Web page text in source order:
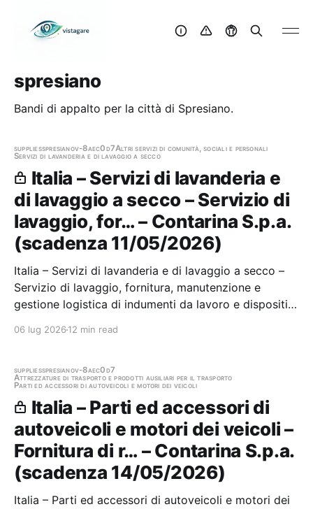
spresiano
Bandi di appalto per la città di Spresiano.
suppliesspresianov-8aec0d7Altri servizi di comunità, sociali e personali
Servizi di lavanderia e di lavaggio a secco
Italia – Servizi di lavanderia e
di lavaggio a secco – Servizio di
lavaggio, for… – Contarina S.p.a.
(scadenza 11/05/2026)
Italia – Servizi di lavanderia e di lavaggio a secco –
Servizio di lavaggio, fornitura, manutenzione e
gestione logistica di indumenti da lavoro e dispositivi
personale di Contarina Spa Stazione appaltante:
06 lug 2026 12 min read
suppliesspresianov-8aec0d7
Attrezzature di trasporto e prodotti ausiliari per il trasporto
Parti ed accessori di autoveicoli e motori dei veicoli
Italia – Parti ed accessori di
autoveicoli e motori dei veicoli –
Fornitura di r… – Contarina S.p.a.
(scadenza 14/05/2026)
Italia – Parti ed accessori di autoveicoli e motori dei